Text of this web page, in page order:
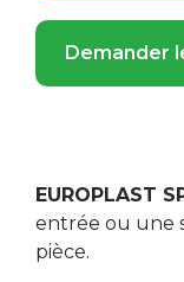
Demander
EUROPLAST
entrée ou une
pièce.